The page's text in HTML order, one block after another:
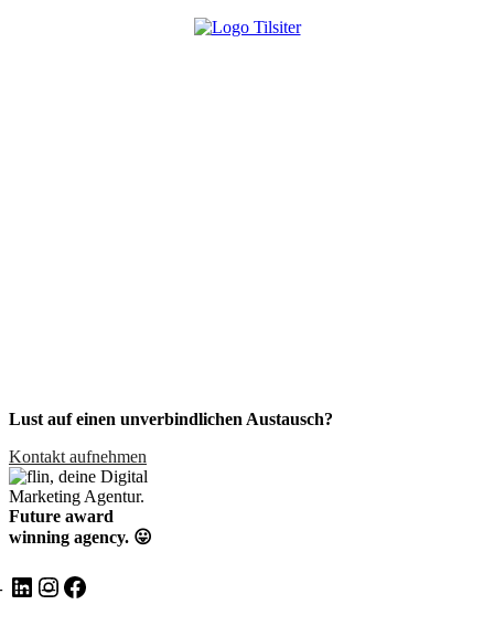
Lust auf einen unverbindlichen Austausch?
Kontakt aufnehmen
Future award
winning agency. 😛
LinkedIn
Instagram
Facebook